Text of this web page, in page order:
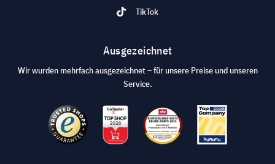
TikTok
Ausgezeichnet
Wir wurden mehrfach ausgezeichnet – für unsere Preise und unseren
Service.